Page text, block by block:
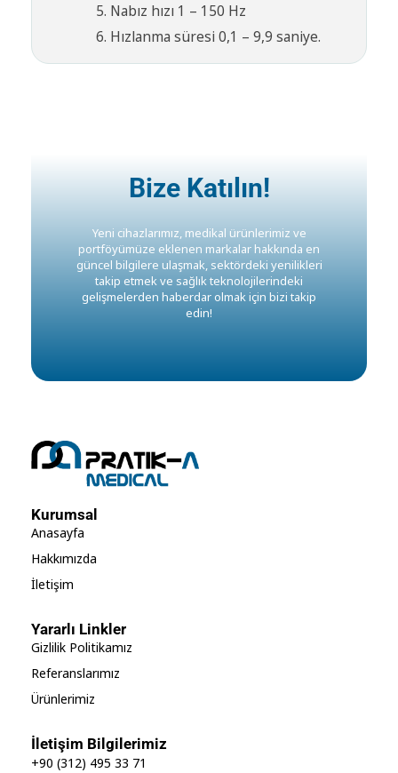
Nabız hızı 1 – 150 Hz
Hızlanma süresi 0,1 – 9,9 saniye.
Bize Katılın!
Yeni cihazlarımız, medikal ürünlerimiz ve
portföyümüze eklenen markalar hakkında en
güncel bilgilere ulaşmak, sektördeki yenilikleri
takip etmek ve sağlık teknolojilerindeki
gelişmelerden haberdar olmak için bizi takip
edin!
Kurumsal
Anasayfa
Hakkımızda
İletişim
Yararlı Linkler
Gizlilik Politikamız
Referanslarımız
Ürünlerimiz
İletişim Bilgilerimiz
+90 (312) 495 33 71